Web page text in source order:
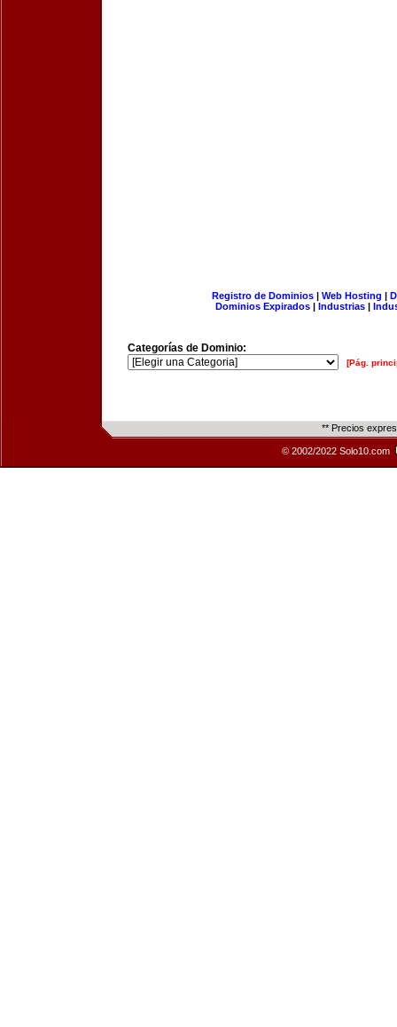
Registro de Dominios| Web Hosting |
Dominios Expirados | Industrias |
Categorías de Dominio:
[Pág.
** Precios
© 2002/2022 Solo10.com